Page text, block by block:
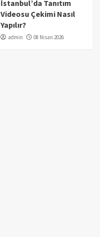
İstanbul’da Tanıtım
Videosu Çekimi Nasıl
Yapılır?
admin 08 Nisan 2026